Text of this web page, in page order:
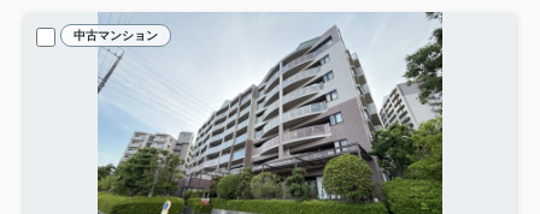
中古マンション